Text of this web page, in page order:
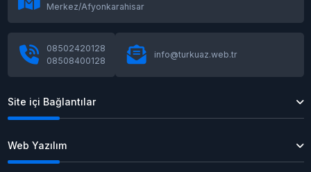
Merkez/Afyonkarahisar
08502420128
08508400128
info@turkuaz.web.tr
Site içi Bağlantılar
Web Yazılım